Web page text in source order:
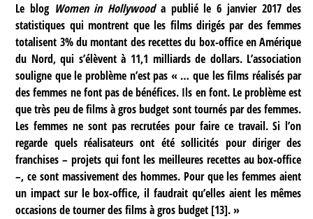
Le blog Women in Hollywooda publié le 6 janvier 2017 des
statistiques qui montrent que les films dirigés par des femmes
totalisent 3% du montant des recettes du box-office en Amérique
du Nord, qui s’élèvent à 11,1 milliards de dollars. L’association
souligne que le problème n’est pas « … que les films réalisés par
des femmes ne font pas de bénéfices. Ils en font. Le problème est
que très peu de films à gros budget sont tournés par des femmes.
Les femmes ne sont pas recrutées pour faire ce travail. Si l’on
regarde quels réalisateurs ont été sollicités pour diriger des
franchises – projets qui font les meilleures recettes au box-office
–, ce sont massivement des hommes. Pour que les femmes aient
un impact sur le box-office, il faudrait qu’elles aient les mêmes
occasions de tourner des films à gros budget [13]. »